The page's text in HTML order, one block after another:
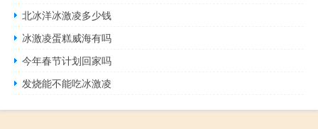
北冰洋冰激凌多少钱
冰激凌蛋糕威海有吗
今年春节计划回家吗
发烧能不能吃冰激凌